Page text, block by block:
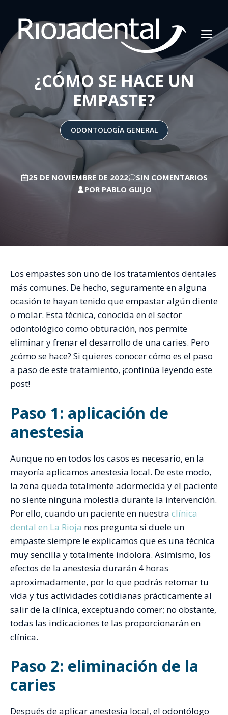
contenido
¿CÓMO SE HACE UN
EMPASTE?
ODONTOLOGÍA GENERAL
25 DE NOVIEMBRE DE 2022
SIN COMENTARIOS
POR PABLO GUIJO
Los empastes son uno de los tratamientos dentales
más comunes. De hecho, seguramente en alguna
ocasión te hayan tenido que empastar algún diente
o molar. Esta técnica, conocida en el sector
odontológico como obturación, nos permite
eliminar y frenar el desarrollo de una caries. Pero
¿cómo se hace? Si quieres conocer cómo es el paso
a paso de este tratamiento, ¡continúa leyendo este
post!
Paso 1: aplicación de
anestesia
Aunque no en todos los casos es necesario, en la
mayoría aplicamos anestesia local. De este modo,
la zona queda totalmente adormecida y el paciente
no siente ninguna molestia durante la intervención.
Por ello, cuando un paciente en nuestra clínica
dental en La Rioja nos pregunta si duele un
empaste siempre le explicamos que es una técnica
muy sencilla y totalmente indolora. Asimismo, los
efectos de la anestesia durarán 4 horas
aproximadamente, por lo que podrás retomar tu
vida y tus actividades cotidianas prácticamente al
salir de la clínica, exceptuando comer; no obstante,
todas las indicaciones te las proporcionarán en
clínica.
Paso 2: eliminación de la
caries
Después de aplicar anestesia local, el odontólogo